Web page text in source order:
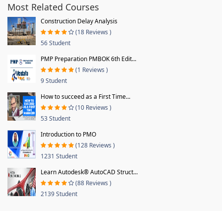
Most Related Courses
Construction Delay Analysis
(18 Reviews )
56 Student
PMP Preparation PMBOK 6th Edit...
(1 Reviews )
9 Student
How to succeed as a First Time...
(10 Reviews )
53 Student
Introduction to PMO
(128 Reviews )
1231 Student
Learn Autodesk® AutoCAD Struct...
(88 Reviews )
2139 Student